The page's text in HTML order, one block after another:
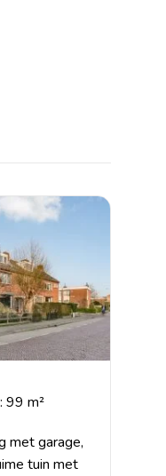
: 99 m²
met garage,
tuin met